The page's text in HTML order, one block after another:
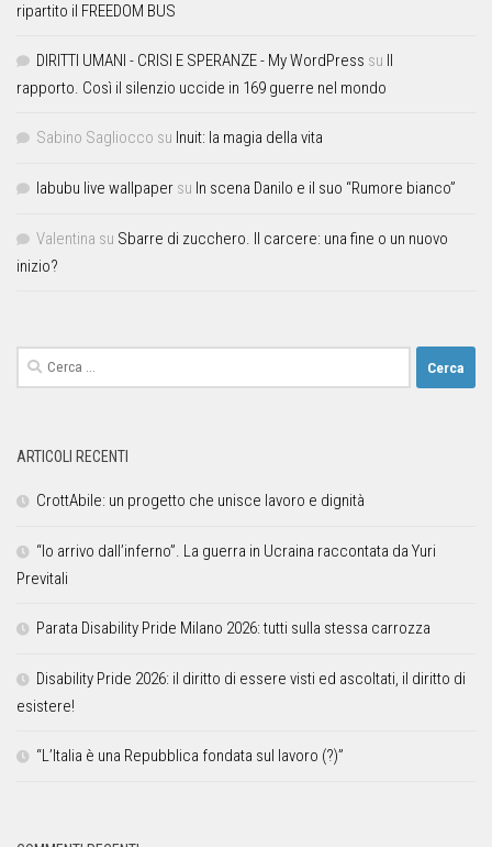
ripartito il FREEDOM BUS
DIRITTI UMANI - CRISI E SPERANZE - My WordPress su
rapporto. Così il silenzio uccide in 169 guerre nel mondo
Sabino Sagliocco su Inuit: la magia della vita
labubu live wallpaper su In scena Danilo e il suo “Rumore bianco”
Valentina su Sbarre di zucchero. Il carcere: una fine o un nuovo
inizio?
ARTICOLI RECENTI
CrottAbile: un progetto che unisce lavoro e dignità
“Io arrivo dall’inferno”. La guerra in Ucraina raccontata da Yuri
Previtali
Parata Disability Pride Milano 2026: tutti sulla stessa carrozza
Disability Pride 2026: il diritto di essere visti ed ascoltati, il diritto di
esistere!
“L’Italia è una Repubblica fondata sul lavoro (?)”